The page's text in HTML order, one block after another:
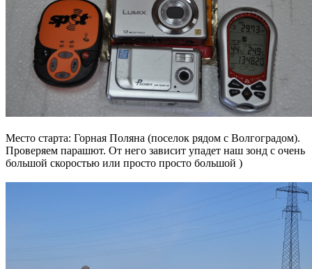
Место старта: Горная Поляна (поселок рядом с Волгоградом).
Проверяем парашют. От него зависит упадет наш зонд с очень
большой скоростью или просто просто большой )